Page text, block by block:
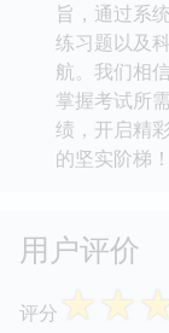
旨，通过系
练习题以及
航。我们相
掌握考试所
绩，开启精
的坚实阶梯！
用户评价
评分 ☆☆